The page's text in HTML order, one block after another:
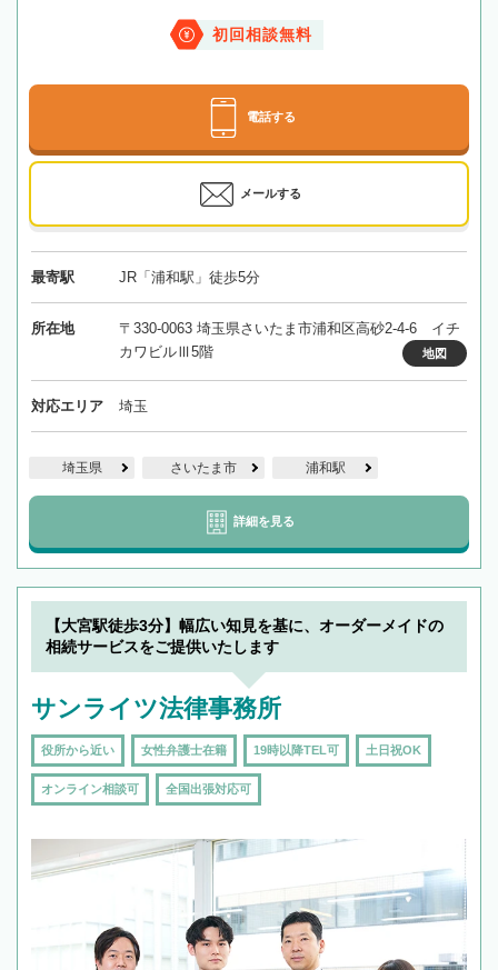
初回相談無料
電話する
メールする
最寄駅 JR「浦和駅」徒歩5分
所在地
〒330-0063 埼玉県さいたま市浦和区高砂2-4-6 イチ
カワビルⅢ5階
地図
対応エリア 埼玉
埼玉県 さいたま市 浦和駅
詳細を見る
【大宮駅徒歩3分】幅広い知見を基に、オーダーメイドの
相続サービスをご提供いたします
サンライツ法律事務所
役所から近い 女性弁護士在籍 19時以降TEL可 土日祝OK
オンライン相談可 全国出張対応可